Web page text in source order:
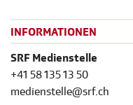
INFORMATIONEN
SRF Medienstelle
+41 58 135 13 50
medienstelle@srf.ch